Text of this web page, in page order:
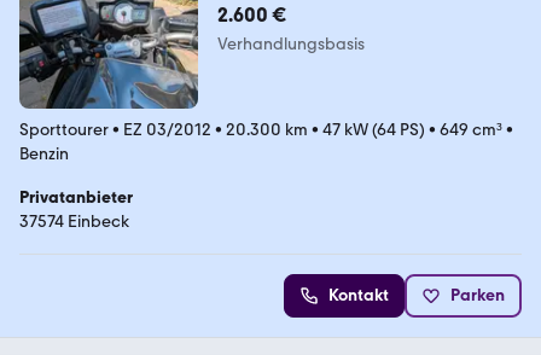
2.600 €
Verhandlungsbasis
Sporttourer• EZ 03/2012 • 20.300 km • 47 kW (64 PS) • 649 cm³•
Benzin
Privatanbieter
37574 Einbeck
Kontakt Parken